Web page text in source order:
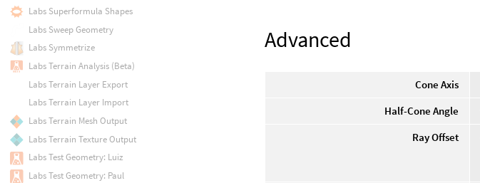
Advanced
Cone Axis
Half-Cone Angle
Ray Offset
Labs Superformula Shapes
Labs Sweep Geometry
Labs Symmetrize
Labs Terrain Analysis (Beta)
Labs Terrain Layer Export
Labs Terrain Layer Import
Labs Terrain Mesh Output
Labs Terrain Texture Output
Labs Test Geometry: Luiz
Labs Test Geometry: Paul